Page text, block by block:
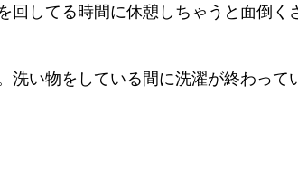
してる時間に休憩しちゃうと面倒
い物をしている間に洗濯が終わっ